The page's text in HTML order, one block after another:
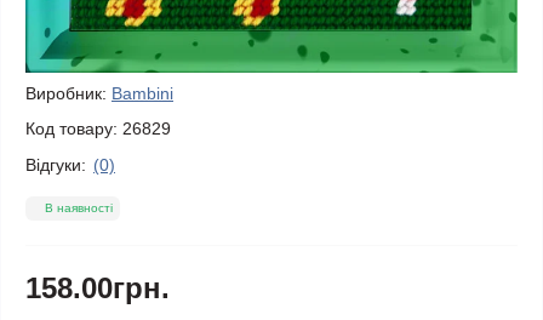
Виробник: Bambini
Код товару: 26829
Відгуки: (0)
В наявності
158.00грн.